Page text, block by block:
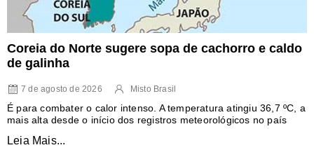
Coreia do Norte sugere sopa de cachorro e caldo
de galinha
7 de agosto de 2026 Misto Brasil
É para combater o calor intenso. A temperatura atingiu 36,7 ºC, a
mais alta desde o início dos registros meteorológicos no país
Leia Mais...